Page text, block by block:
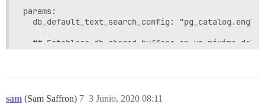
params:
db_default_text_search_config:
## Establece db_shared_buffers en un máximo del
  #db_work_mem: "40MB"
sam (Sam Saffron) 3 Junio, 2020 08:11
7